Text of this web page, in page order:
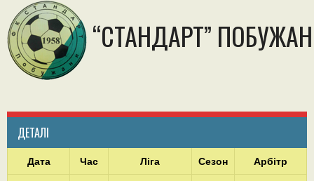
“СТАНДАРТ”
ДЕТАЛІ
Дата Час Ліга Сезон Арбітр